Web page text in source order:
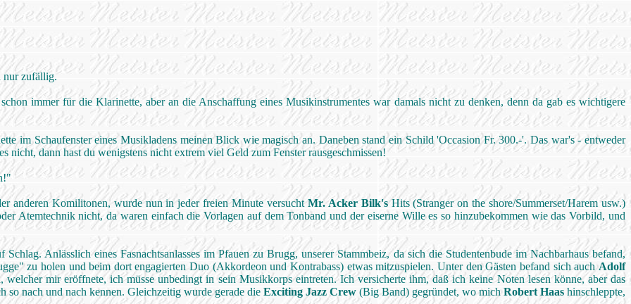
nur zufällig.
immer für die Klarinette, aber an die Anschaffung eines Musikinstrumentes war damals nicht zu denken, denn da gab es wichtigere
im Schaufenster eines Musikladens meinen Blick wie magisch an. Daneben stand ein Schild 'Occasion Fr. 300.-'. Das war's - entweder
nicht, dann hast du wenigstens nicht extrem viel Geld zum Fenster rausgeschmissen!
anderen Komilitonen, wurde nun in jeder freien Minute versuchtMr. Acker Bilk'sHits (Stranger on the shore/Summerset/Harem usw.)
Atemtechnik nicht, da waren einfach die Vorlagen auf dem Tonband und der eiserne Wille es so hinzubekommen wie das Vorbild, und
Anlässlich eines Fasnachtsanlasses im Pfauen zu Brugg, unserer Stammbeiz, da sich die Studentenbude im Nachbarhaus befand,
zu holen und beim dort engagierten Duo (Akkordeon und Kontrabass) etwas mitzuspielen. Unter den Gästen befand sich auchAdolf
, welcher mir eröffnete, ich müsse unbedingt in sein Musikkorps eintreten. Ich versicherte ihm, daß ich keine Noten lesen könne, aber das
nach und nach kennen. Gleichzeitig wurde gerade die Exciting Jazz Crew (Big Band) gegründet, wo mich Robert Haas hinschleppte,